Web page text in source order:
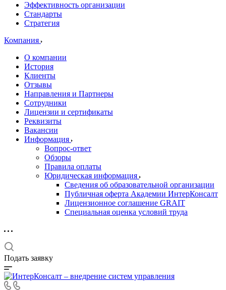
Эффективность организации
Стандарты
Стратегия
Компания
О компании
История
Клиенты
Отзывы
Направления и Партнеры
Сотрудники
Лицензии и сертификаты
Реквизиты
Вакансии
Информация
Вопрос-ответ
Обзоры
Правила оплаты
Юридическая информация
Сведения об образовательной организации
Публичная оферта Академии ИнтерКонсалт
Лицензионное соглашение GRAIT
Специальная оценка условий труда
Подать заявку